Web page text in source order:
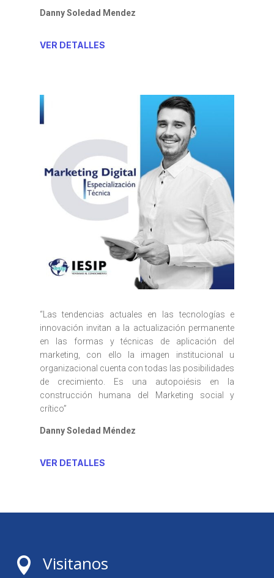
Danny Soledad Mendez
VER DETALLES
“Las tendencias actuales en las tecnologías e
innovación invitan a la actualización permanente
en las formas y técnicas de aplicación del
marketing, con ello la imagen institucional u
organizacional cuenta con todas las posibilidades
de crecimiento. Es una autopoiésis en la
construcción humana del Marketing social y
crítico”
Danny Soledad Méndez
VER DETALLES
 Visitanos